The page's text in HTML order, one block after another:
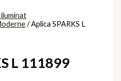
/ Aplica SPARKS L
L 111899